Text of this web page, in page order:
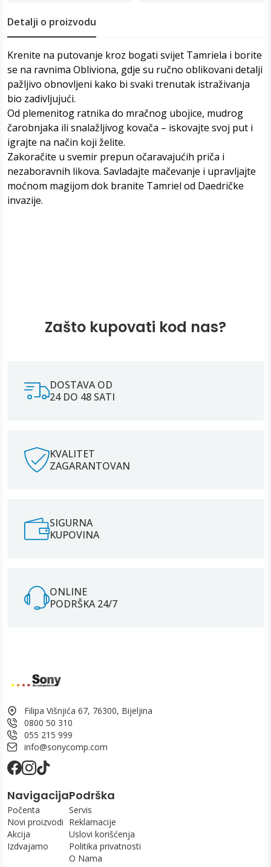
Detalji o proizvodu
Krenite na putovanje kroz bogati svijet Tamriela i borite
se na ravnima Obliviona, gdje su ručno oblikovani detalji
pažljivo obnovljeni kako bi svaki trenutak istraživanja
bio zadivljujući.
Od plemenitog ratnika do mračnog ubojice, mudrog
čarobnjaka ili snalažljivog kovača – iskovajte svoj put i
igrajte na način koji želite.
Zakoračite u svemir prepun očaravajućih priča i
nezaboravnih likova. Savladajte mačevanje i upravljajte
moćnom magijom dok branite Tamriel od Daedričke
invazije.
Zašto kupovati kod nas?
DOSTAVA OD
24 DO 48 SATI
KVALITET
ZAGARANTOVAN
SIGURNA
KUPOVINA
ONLINE
PODRŠKA 24/7
Filipa Višnjića 67, 76300, Bijeljina
0800 50 310
055 215 999
info@sonycomp.com
Navigacija
Počenta
Novi proizvodi
Akcija
Izdvajamo
Podrška
Servis
Reklamacije
Uslovi korišćenja
Politika privatnosti
O Nama